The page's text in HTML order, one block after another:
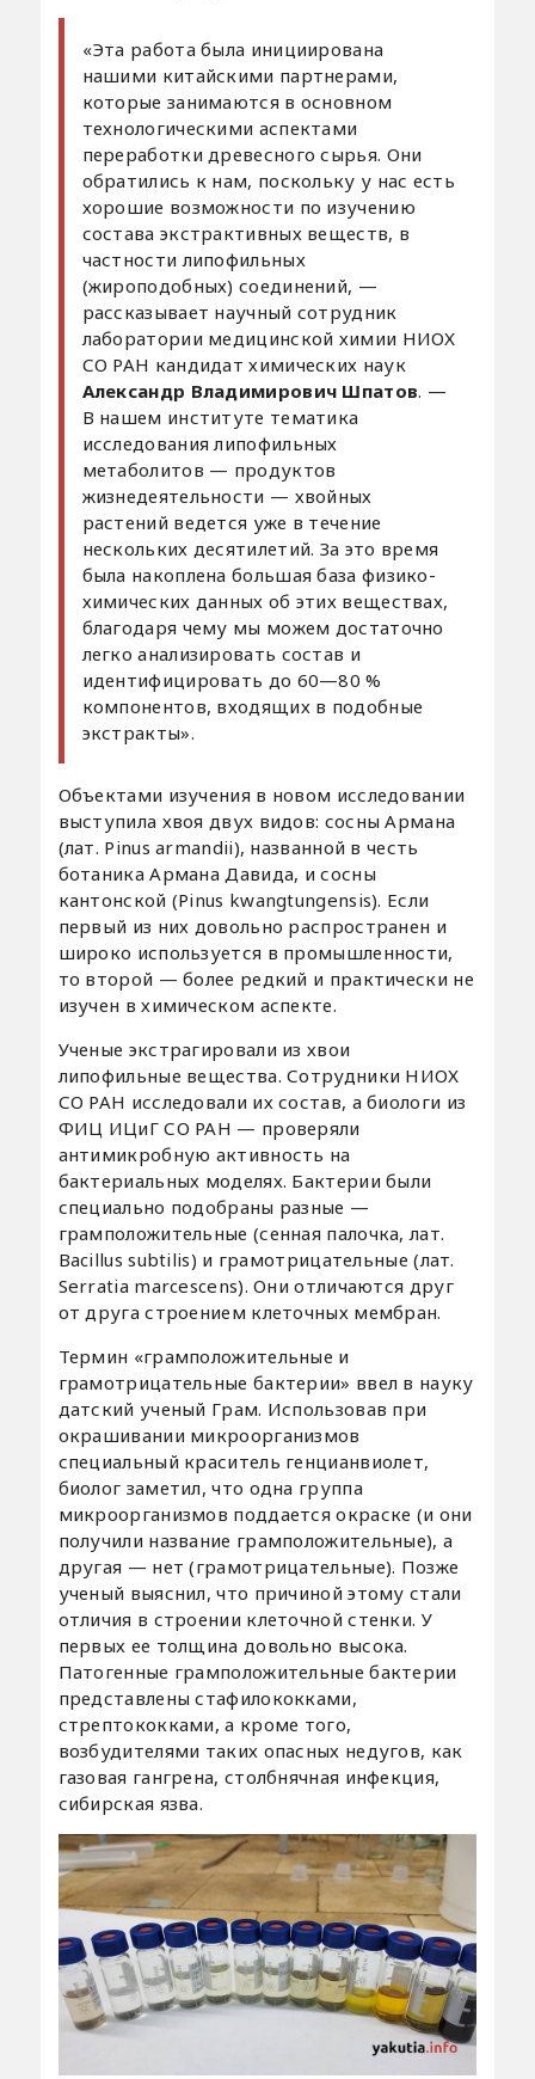
«Эта работа была инициирована
нашими китайскими партнерами,
которые занимаются в основном
технологическими аспектами
переработки древесного сырья. Они
обратились к нам, поскольку у нас есть
хорошие возможности по изучению
состава экстрактивных веществ, в
частности липофильных
(жироподобных) соединений, —
рассказывает научный сотрудник
лаборатории медицинской химии НИОХ
СО РАН кандидат химических наук
Александр Владимирович Шпатов. —
В нашем институте тематика
исследования липофильных
метаболитов — продуктов
жизнедеятельности — хвойных
растений ведется уже в течение
нескольких десятилетий. За это время
была накоплена большая база физико-
химических данных об этих веществах,
благодаря чему мы можем достаточно
легко анализировать состав и
идентифицировать до 60—80 %
компонентов, входящих в подобные
экстракты».
Объектами изучения в новом исследовании
выступила хвоя двух видов: сосны Армана
(лат. Pinus armandii), названной в честь
ботаника Армана Давида, и сосны
кантонской (Pinus kwangtungensis). Если
первый из них довольно распространен и
широко используется в промышленности,
то второй — более редкий и практически не
изучен в химическом аспекте.
Ученые экстрагировали из хвои
липофильные вещества. Сотрудники НИОХ
СО РАН исследовали их состав, а биологи из
ФИЦ ИЦиГ СО РАН — проверяли
антимикробную активность на
бактериальных моделях. Бактерии были
специально подобраны разные —
грамположительные (сенная палочка, лат.
Bacillus subtilis) и грамотрицательные (лат.
Serratia marcescens). Они отличаются друг
от друга строением клеточных мембран.
Термин «грамположительные и
грамотрицательные бактерии» ввел в науку
датский ученый Грам. Использовав при
окрашивании микроорганизмов
специальный краситель генцианвиолет,
биолог заметил, что одна группа
микроорганизмов поддается окраске (и они
получили название грамположительные), а
другая — нет (грамотрицательные). Позже
ученый выяснил, что причиной этому стали
отличия в строении клеточной стенки. У
первых ее толщина довольно высока.
Патогенные грамположительные бактерии
представлены стафилококками,
стрептококками, а кроме того,
возбудителями таких опасных недугов, как
газовая гангрена, столбнячная инфекция,
сибирская язва.